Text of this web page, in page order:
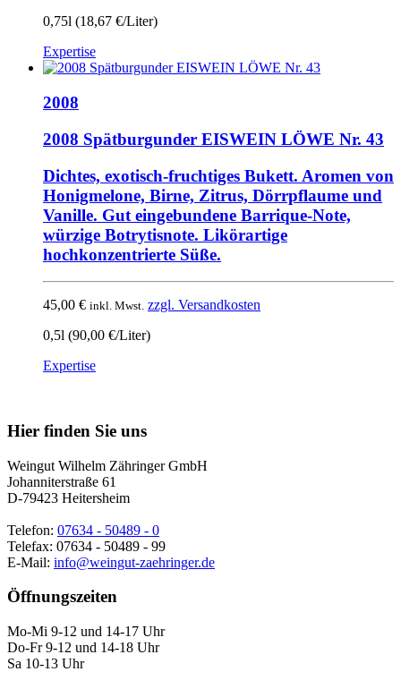
0,75l (18,67 €/Liter)
Expertise
2008
2008 Spätburgunder EISWEIN LÖWE Nr. 43
Dichtes, exotisch-fruchtiges Bukett. Aromen von
Honigmelone, Birne, Zitrus, Dörrpflaume und
Vanille. Gut eingebundene Barrique-Note,
würzige Botrytisnote. Likörartige
hochkonzentrierte Süße.
45,00 € inkl. Mwst. zzgl. Versandkosten
0,5l (90,00 €/Liter)
Expertise
oben
Hier finden Sie uns
Weingut Wilhelm Zähringer GmbH
Johanniterstraße 61
D-79423 Heitersheim
Telefon: 07634 - 50489 - 0
Telefax: 07634 - 50489 - 99
E-Mail: info@weingut-zaehringer.de
Öffnungszeiten
Mo-Mi 9-12 und 14-17 Uhr
Do-Fr 9-12 und 14-18 Uhr
Sa 10-13 Uhr